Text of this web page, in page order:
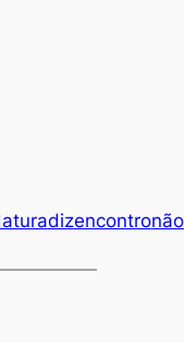
dizencontronão